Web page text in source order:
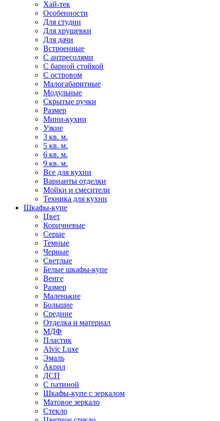
Хай-тек
Особенности
Для студии
Для хрущевки
Для дачи
Встроенные
С антресолями
С барной стойкой
С островом
Малогабаритные
Модульные
Скрытые ручки
Размер
Мини-кухни
Узкие
3 кв. м.
5 кв. м.
6 кв. м.
9 кв. м.
Все для кухни
Варианты отделки
Мойки и смесители
Техника для кухни
Шкафы-купе
Цвет
Коричневые
Серые
Темные
Черные
Светлые
Белые шкафы-купе
Венге
Размер
Маленькие
Большие
Средние
Отделка и материал
МДФ
Пластик
Alvic Luxe
Эмаль
Акрил
ДСП
С патиной
Шкафы-купе с зеркалом
Матовое зеркало
Стекло